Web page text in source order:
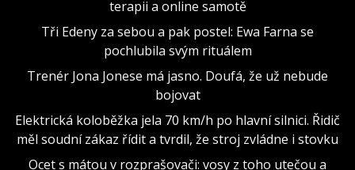
terapii a online samotě
Tři Edeny za sebou a pak postel: Ewa Farna se
pochlubila svým rituálem
Trenér Jona Jonese má jasno. Doufá, že už nebude
bojovat
Elektrická koloběžka jela 70 km/h po hlavní silnici. Řidič
měl soudní zákaz řídit a tvrdil, že stroj zvládne i stovku
Ocet s mátou v rozprašovači: vosy z toho utečou a